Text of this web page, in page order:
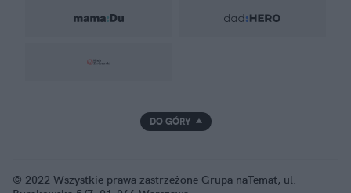
DO GÓRY
© 2022 Wszystkie prawa zastrzeżone Grupa naTemat, ul.